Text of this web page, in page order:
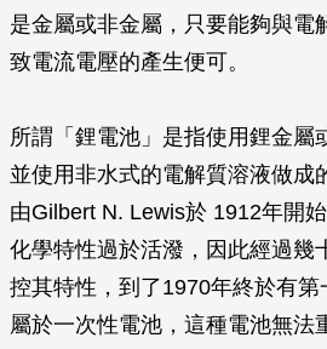
是金屬或非金屬，只要能夠與電
致電流電壓的產生便可。
所謂「鋰電池」是指使用鋰金屬
並使用非水式的電解質溶液做成
由Gilbert N. Lewis於 1912年開
化學特性過於活潑，因此經過幾
控其特性，到了1970年終於有
屬於一次性電池，這種電池無法